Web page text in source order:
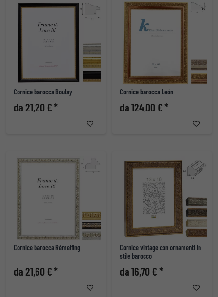
Cornice barocca Boulay
da 21,20 € *
Cornice barocca León
da 124,00 € *
Cornice barocca Rémelfing
da 21,60 € *
Cornice vintage con ornamenti in
stile barocco
da 16,70 € *